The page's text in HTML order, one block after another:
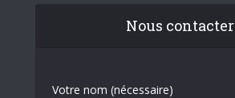
Nous contacter
Votre nom (nécessaire)